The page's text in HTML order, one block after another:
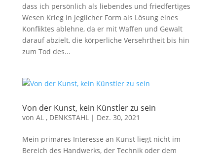
dass ich persönlich als liebendes und friedfertiges
Wesen Krieg in jeglicher Form als Lösung eines
Konfliktes ablehne, da er mit Waffen und Gewalt
darauf abzielt, die körperliche Versehrtheit bis hin
zum Tod des...
Von der Kunst, kein Künstler zu sein
von AL , DENKSTAHL| Dez. 30, 2021
Mein primäres Interesse an Kunst liegt nicht im
Bereich des Handwerks, der Technik oder dem